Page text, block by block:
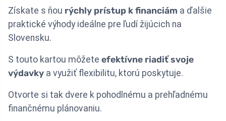
Získate s ňou rýchly prístup k financiám a ďalšie
praktické výhody ideálne pre ľudí žijúcich na
Slovensku.
S touto kartou môžete efektívne riadiť svoje
výdavky a využiť flexibilitu, ktorú poskytuje.
Otvorte si tak dvere k pohodlnému a prehľadnému
finančnému plánovaniu.